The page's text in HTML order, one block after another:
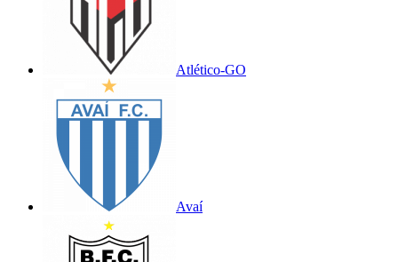
Atlético-GO
Avaí